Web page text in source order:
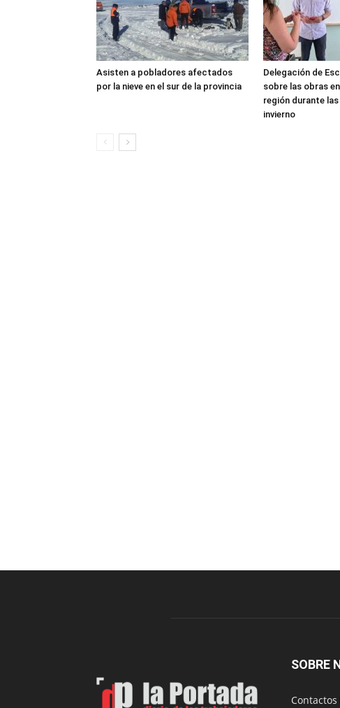
Asisten a pobladores afectados
por la nieve en el sur de la provincia
Delegación de
sobre las obras
región durante
invierno
SOBRE